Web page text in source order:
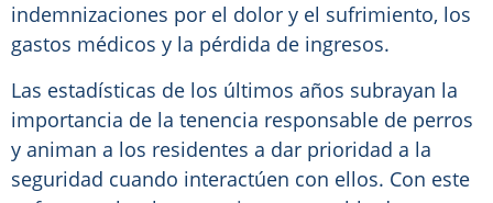
indemnizaciones por el dolor y el sufrimiento, los
gastos médicos y la pérdida de ingresos.
Las estadísticas de los últimos años subrayan la
importancia de la tenencia responsable de perros
y animan a los residentes a dar prioridad a la
seguridad cuando interactúen con ellos. Con este